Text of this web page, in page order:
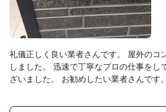
礼儀正しく良い業者さんです。 屋外のコンセント増設を、お願い
しました。 迅速で丁寧なプロの仕事をし
ざいました。 お勧めしたい業者さんです。